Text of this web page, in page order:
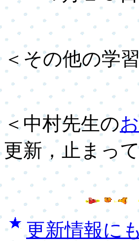
＜その他の学
＜中村先生の
更新，止まっ
更新情報に